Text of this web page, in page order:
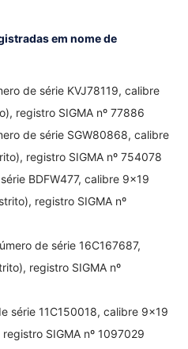
em nome de
de série KVJ78119, calibre
registro SIGMA nº 77886
de série SGW80868, calibre
registro SIGMA nº 754078
BDFW477, calibre 9x19
registro SIGMA nº
de série 16C167687,
registro SIGMA nº
série 11C150018, calibre 9x19
SIGMA nº 1097029